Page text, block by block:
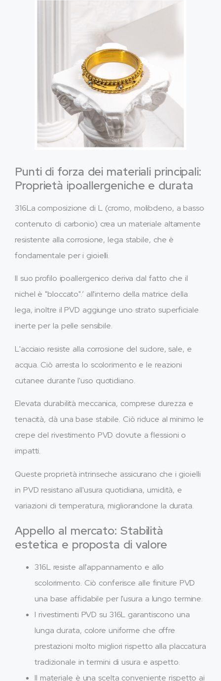
Punti di forza dei materiali principali:
Proprietà ipoallergeniche e durata
316La composizione di L (cromo, molibdeno, a basso
contenuto di carbonio) crea un materiale altamente
resistente alla corrosione, lega stabile, che è
fondamentale per i gioielli.
Il suo profilo ipoallergenico deriva dal fatto che il
nichel è "bloccato".’ all'interno della matrice della
lega, inoltre il PVD aggiunge uno strato superficiale
inerte per la pelle sensibile.
L'acciaio resiste alla corrosione del sudore, sale, e
acqua. Ciò arresta lo scolorimento e le reazioni
cutanee durante l'uso quotidiano.
Elevata durabilità meccanica, comprese durezza e
tenacità, dà una base stabile. Ciò riduce al minimo le
crepe del rivestimento PVD dovute a flessioni o
impatti.
Queste proprietà intrinseche assicurano che i gioielli
in PVD resistano all'usura quotidiana, umidità, e
variazioni di temperatura, migliorandone la durata.
Appello al mercato: Stabilità
estetica e proposta di valore
316L resiste all'appannamento e allo
scolorimento. Ciò conferisce alle finiture PVD
una base affidabile per l'usura a lungo termine.
I rivestimenti PVD su 316L garantiscono una
lunga durata, colore uniforme che offre
prestazioni molto migliori rispetto alla placcatura
tradizionale in termini di usura e aspetto.
Il materiale è una scelta conveniente rispetto ai